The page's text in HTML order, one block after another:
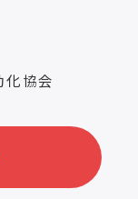
化協会